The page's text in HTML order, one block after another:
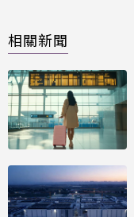
相關新聞